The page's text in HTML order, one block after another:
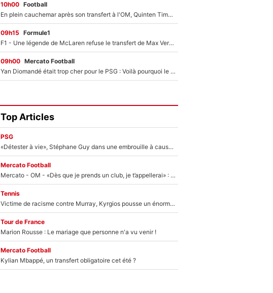
10h00 Football
En plein cauchemar après son transfert à l'OM, Quinten Timber raconte ses doutes après sa signature à Marseille
09h15 Formule1
F1 - Une légende de McLaren refuse le transfert de Max Verstappen qui pourrait «faire des vagues» et plomber l'ambiance dans l'équipe
09h00 Mercato Football
Yan Diomandé était trop cher pour le PSG : Voilà pourquoi le Real Madrid a accepté de payer la somme record de 140M€ pour boucler son transfert !
Top Articles
PSG
«Détester à vie», Stéphane Guy dans une embrouille à cause du PSG !
Mercato Football
Mercato - OM - «Dès que je prends un club, je t’appellerai» : La promesse de Marcelino au moment de claquer la porte
Tennis
Victime de racisme contre Murray, Kyrgios pousse un énorme coup de gueule !
Tour de France
Marion Rousse : Le mariage que personne n'a vu venir !
Mercato Football
Kylian Mbappé, un transfert obligatoire cet été ?